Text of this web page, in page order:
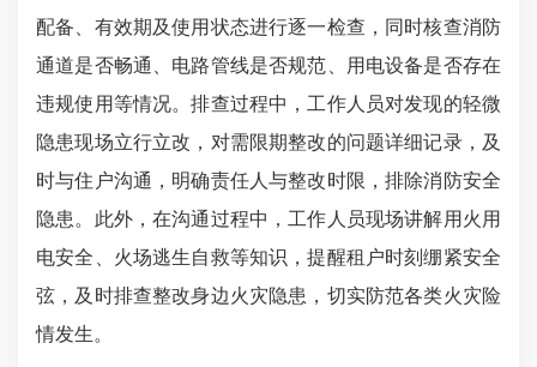
配备、有效期及使用状态进行逐一检查，同时核查消防
通道是否畅通、电路管线是否规范、用电设备是否存在
违规使用等情况。排查过程中，工作人员对发现的轻微
隐患现场立行立改，对需限期整改的问题详细记录，及
时与住户沟通，明确责任人与整改时限，排除消防安全
隐患。此外，在沟通过程中，工作人员现场讲解用火用
电安全、火场逃生自救等知识，提醒租户时刻绷紧安全
弦，及时排查整改身边火灾隐患，切实防范各类火灾险
情发生。